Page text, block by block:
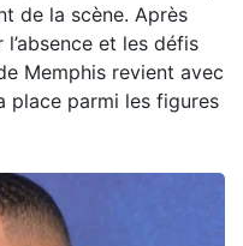
de la scène. Après
et les défis
Memphis revient avec
place parmi les figures